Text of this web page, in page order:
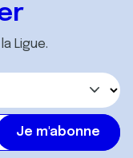
Ligue.